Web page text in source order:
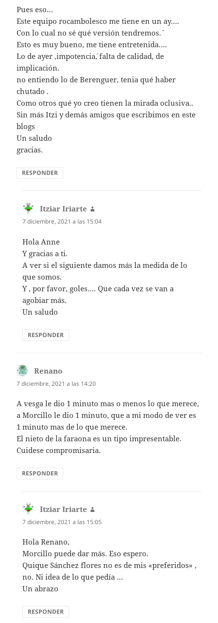
Pues eso…
Este equipo rocambolesco me tiene en un ay….
Con lo cual no sé qué versión tendremos.´´
Esto es muy bueno, me tiene entretenida….
Lo de ayer ,impotencia´, falta de calidad, de
implicación.
no entiendo lo de Berenguer, tenia qué haber
chutado .
Como otros qué yo creo tienen la mirada oclusiva..
Sin más Itzi y demás amigos que escribimos en este
blogs
Un saludo
gracias.
RESPONDER
Itziar Iriarte
7 diciembre, 2021 a las 15:04
Hola Anne
Y gracias a ti.
A ver si el siguiente damos más la medida de lo
que somos.
Y , por favor, goles…. Que cada vez se van a
agobiar más.
Un saludo
RESPONDER
Renano
7 diciembre, 2021 a las 14:20
A vesga le dio 1 minuto mas o menos lo que merece,
a Morcillo le dio 1 minuto, que a mi modo de ver es
1 minuto mas de lo que merece.
El nieto de la faraona es un tipo impresentable.
Cuidese compromisaria.
RESPONDER
Itziar Iriarte
7 diciembre, 2021 a las 15:05
Hola Renano,
Morcillo puede dar más. Eso espero.
Quique Sánchez flores no es de mis «preferidos» ,
no. Ni idea de lo que pedía …
Un abrazo
RESPONDER